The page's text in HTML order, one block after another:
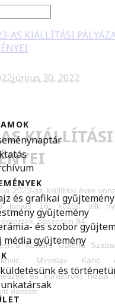
és grafikai gyűjtemény
gyűjtemény
és szobor
média gyűjtemény
és
június 30, 2022
2023-as kiállítási évre
június 16. között állt
összesen 94.
a Kortárs Galéria
Miroslav Karić
és kurátorok)
döntött: